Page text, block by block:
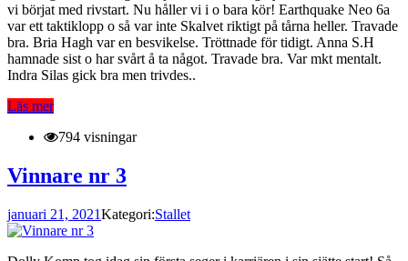
vi börjat med rivstart. Nu håller vi i o bara kör! Earthquake Neo 6a
var ett taktiklopp o så var inte Skalvet riktigt på tårna heller. Travade
bra. Bria Hagh var en besvikelse. Tröttnade för tidigt. Anna S.H
hamnade sist o har svårt å ta något. Travade bra. Var mkt mentalt.
Indra Silas gick bra men trivdes..
Läs mer
794 visningar
Vinnare nr 3
januari 21, 2021Kategori:Stallet